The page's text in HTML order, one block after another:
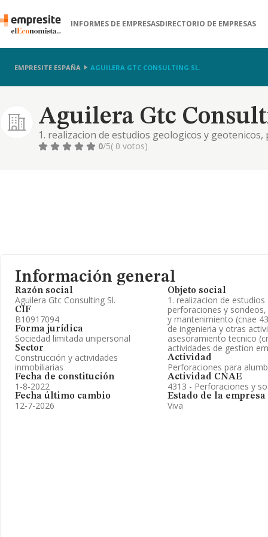
INFORMES DE EMPRESASDIRECTORIO DE EMPRESAS
EMPRESITE ESPAÑA AGUILERA GTC CONSULTING SL.
Aguilera Gtc
1. realizacion de estudios geologicos y
instalaciones y mantenimiento (cnae 4313). 2.
0/5( 0 votos)
Información general
Razón social
Aguilera Gtc Consulting Sl.
CIF
B10917094
Forma jurídica
Sociedad limitada unipersonal
Sector
Construcción y actividades
inmobiliarias
Fecha de constitución
1-8-2022
Fecha último cambio
12-7-2026
Objeto social
1. realizacion de
perforaciones y
y mantenimiento (cnae
de ingenieria y otras
asesoramiento tecnico
actividades de gestion
Actividad
Perforaciones para
Actividad CNAE
4313 - Perforaciones y
Estado de la empresa
Viva